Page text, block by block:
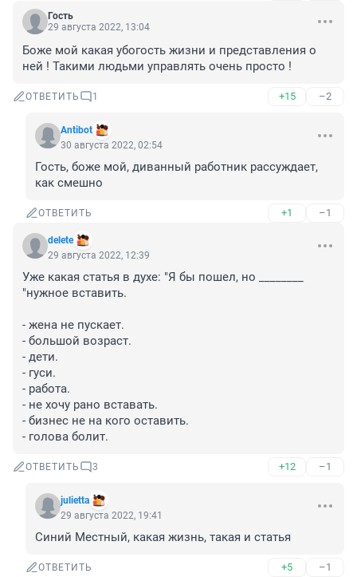
Гость
29 августа 2022, 13:04
Боже мой какая убогость жизни и представления о
ней ! Такими людьми управлять очень просто !
ОТВЕТИТЬ 1 +15 –2
Antibot
30 августа 2022, 02:54
Гость, боже мой, диванный работник рассуждает,
как смешно
ОТВЕТИТЬ +1 –1
delete
29 августа 2022, 12:39
Уже какая статья в духе: "Я бы пошел, но ________
"нужное вставить.
- жена не пускает.
- большой возраст.
- дети.
- гуси.
- работа.
- не хочу рано вставать.
- бизнес не на кого оставить.
- голова болит.
ОТВЕТИТЬ 3 +12 –1
julietta
29 августа 2022, 19:41
Синий Местный, какая жизнь, такая и статья
ОТВЕТИТЬ +5 –1